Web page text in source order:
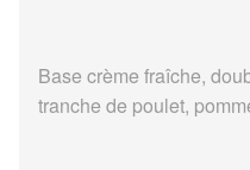
Base crème fraîche,
tranche de poulet,